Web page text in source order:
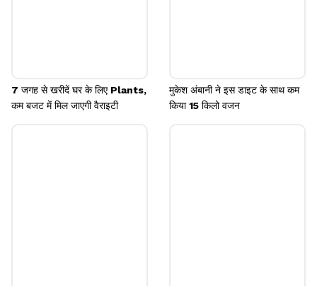
7 जगह से खरीदें घर के लिए Plants,
कम बजट में मिल जाएगी वैराइटी
मुकेश अंबानी ने इस डाइट के साथ कम
किया 15 किलो वजन